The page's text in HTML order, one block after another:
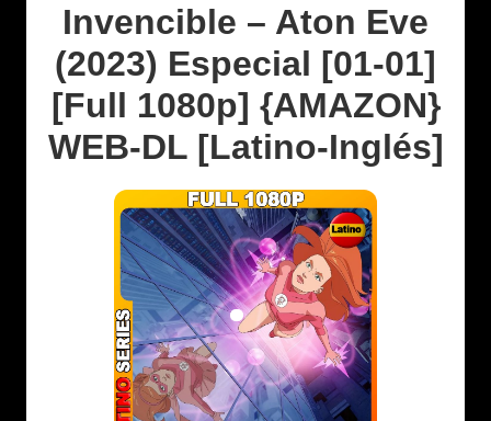
Invencible – Aton Eve
(2023) Especial [01-01]
[Full 1080p] {AMAZON}
WEB-DL [Latino-Inglés]